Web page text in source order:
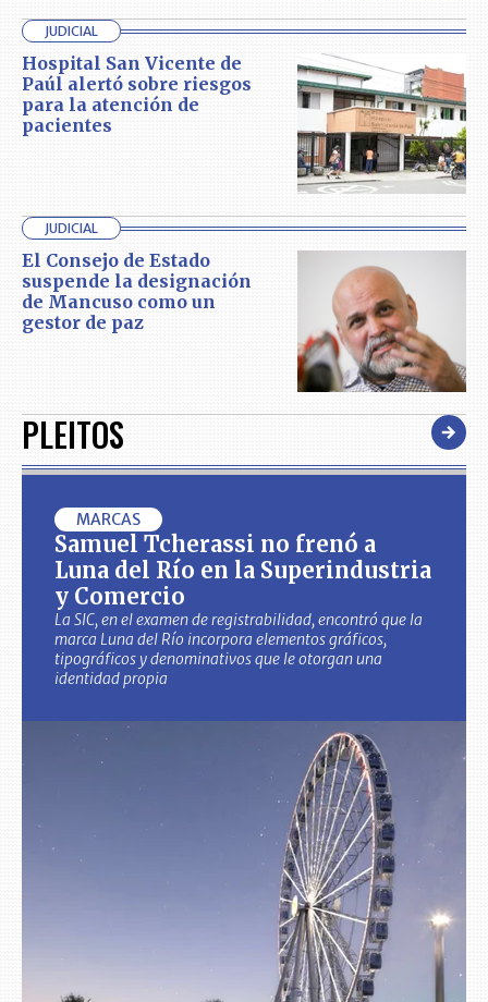
JUDICIAL
Hospital San Vicente de
Paúl alertó sobre riesgos
para la atención de
pacientes
JUDICIAL
El Consejo de Estado
suspende la designación
de Mancuso como un
gestor de paz
PLEITOS
MARCAS
Samuel Tcherassi no frenó a
Luna del Río en la Superindustria
y Comercio
La SIC, en el examen de registrabilidad, encontró que la
marca Luna del Río incorpora elementos gráficos,
tipográficos y denominativos que le otorgan una
identidad propia